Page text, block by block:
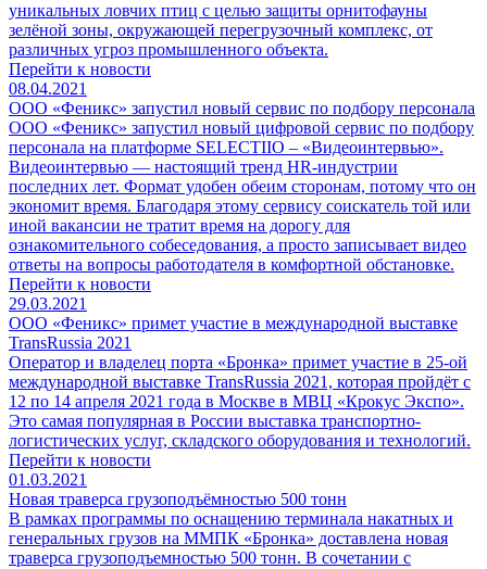
уникальных ловчих птиц с целью защиты орнитофауны
зелёной зоны, окружающей перегрузочный комплекс, от
различных угроз промышленного объекта.
Перейти к новости
08.04.2021
ООО «Феникс» запустил новый сервис по подбору персонала
ООО «Феникс» запустил новый цифровой сервис по подбору
персонала на платформе SELECTIIO – «Видеоинтервью».
Видеоинтервью — настоящий тренд HR-индустрии
последних лет. Формат удобен обеим сторонам, потому что он
экономит время. Благодаря этому сервису соискатель той или
иной вакансии не тратит время на дорогу для
ознакомительного собеседования, а просто записывает видео
ответы на вопросы работодателя в комфортной обстановке.
Перейти к новости
29.03.2021
ООО «Феникс» примет участие в международной выставке
TransRussia 2021
Оператор и владелец порта «Бронка» примет участие в 25-ой
международной выставке TransRussia 2021, которая пройдёт с
12 по 14 апреля 2021 года в Москве в МВЦ «Крокус Экспо».
Это самая популярная в России выставка транспортно-
логистических услуг, складского оборудования и технологий.
Перейти к новости
01.03.2021
Новая траверса грузоподъёмностью 500 тонн
В рамках программы по оснащению терминала накатных и
генеральных грузов на ММПК «Бронка» доставлена новая
траверса грузоподъемностью 500 тонн. В сочетании с